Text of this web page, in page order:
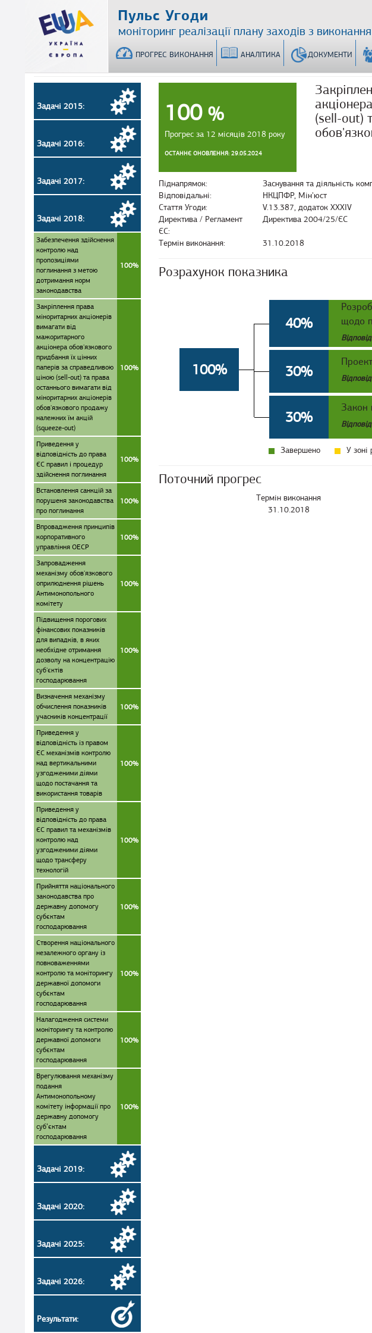
Пульс Угоди
моніторинг реалізації плану заходів з
ПРОГРЕС ВИКОНАННЯ АНАЛІТИКА ДОКУМЕНТИ
100 %
Прогрес за 12 місяців 2018 року
ОСТАННЄ ОНОВЛЕННЯ: 29.05.2024
(sell-out)
Піднапрямок:
Заснування та діяльність
Відповідальні:
НКЦПФР, Мін'юст
Стаття Угоди:
V.13.387, додаток XXXIV
Директива / Регламент
ЄС:
Директива 2004/25/ЄС
Термін виконання: 31.10.2018
Розрахунок показника
100%
40%
щодо
30%
30%
Закон
Завершено У зоні
Поточний прогрес
Термін виконання
31.10.2018
Задачі 2015:
Задачі 2016:
Задачі 2017:
Задачі 2018:
Забезпечення здійснення
контролю над
пропозиціями
поглинання з метою
дотримання норм
законодавства
100%
Закріплення права
міноритарних акціонерів
вимагати від
мажоритарного
акціонера обов'язкового
придбання їх цінних
паперів за справедливою
ціною (sell-out) та права
останнього вимагати від
міноритарних акціонерів
обов'язкового продажу
належних їм акцій
(squeeze-out)
100%
Приведення у
відповідність до права
ЄС правил і процедур
здійснення поглинання
100%
Встановлення санкцій за
порушеня законодавства
про поглинання
100%
Впровадження принципів
корпоративного
управління ОЕСР
100%
Запровадження
механізму обов'язкового
оприлюднення рішень
Антимонопольного
комітету
100%
Підвищення порогових
фінансових показників
для випадків, в яких
необхідне отримання
дозволу на концентрацію
суб'єктів
господарювання
100%
Визначення механізму
обчислення показників
учасників концентрації
100%
Приведення у
відповідність із правом
ЄС механізмів контролю
над вертикальними
узгодженими діями
щодо постачання та
використання товарів
100%
Приведення у
відповідність до права
ЄС правил та механізмів
контролю над
узгодженими діями
щодо трансферу
технологій
100%
Прийняття національного
законодавства про
державну допомогу
субєктам
господарювання
100%
Створення національного
незалежного органу із
повноваженнями
контролю та моніторингу
державної допомоги
субєктам
господарювання
100%
Налагодження системи
моніторингу та контролю
державної допомоги
субєктам
господарювання
100%
Врегулювання механізму
подання
Антимонопольному
комітету інформації про
державну допомогу
суб’єктам
господарювання
100%
Задачі 2019:
Задачі 2020:
Задачі 2025:
Задачі 2026:
Результати: